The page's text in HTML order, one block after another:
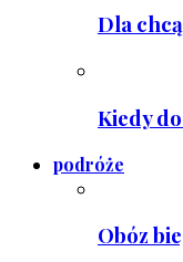
Dla
Kiedy
podróże
Obóz